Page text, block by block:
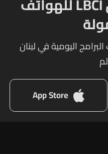
اليومية في لبنان
App Store